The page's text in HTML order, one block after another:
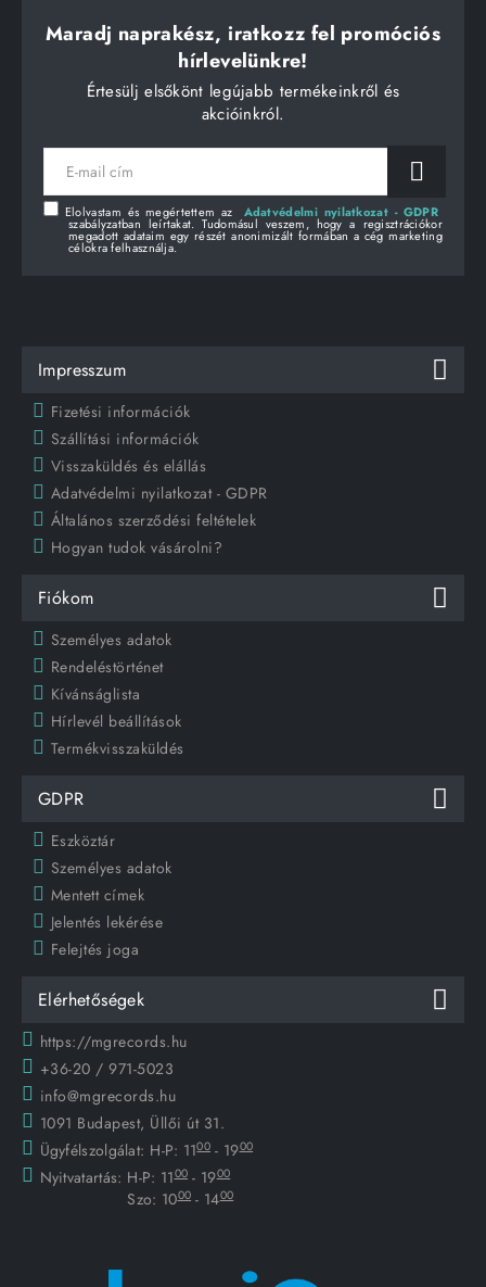
Maradj naprakész, iratkozz fel promóciós
hírlevelünkre!
Értesülj elsőkönt legújabb termékeinkről és
akcióinkról.
E-
mail
Elolvastam és megértettem az Adatvédelmi nyilatkozat - GDPR
szabályzatban leírtakat. Tudomásul veszem, hogy a regisztrációkor
megadott adataim egy részét anonimizált formában a cég marketing
célokra felhasználja.
Impresszum
Fizetési információk
Szállítási információk
Visszaküldés és elállás
Adatvédelmi nyilatkozat - GDPR
Általános szerződési feltételek
Hogyan tudok vásárolni?
Fiókom
Személyes adatok
Rendeléstörténet
Kívánságlista
Hírlevél beállítások
Termékvisszaküldés
GDPR
Eszköztár
Személyes adatok
Mentett címek
Jelentés lekérése
Felejtés joga
Elérhetőségek
https://mgrecords.hu
+36-20 / 971-5023
info@mgrecords.hu
1091 Budapest, Üllői út 31.
Ügyfélszolgálat: H-P: 1100 - 1900
Nyitvatartás: H-P: 1100 - 1900
Szo: 1000 - 1400